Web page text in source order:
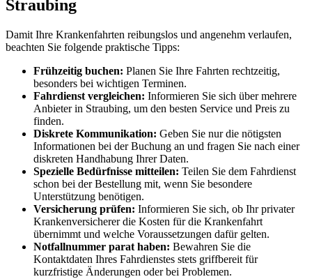
Straubing
Damit Ihre Krankenfahrten reibungslos und angenehm verlaufen,
beachten Sie folgende praktische Tipps:
Frühzeitig buchen: Planen Sie Ihre Fahrten rechtzeitig,
besonders bei wichtigen Terminen.
Fahrdienst vergleichen: Informieren Sie sich über mehrere
Anbieter in Straubing, um den besten Service und Preis zu
finden.
Diskrete Kommunikation: Geben Sie nur die nötigsten
Informationen bei der Buchung an und fragen Sie nach einer
diskreten Handhabung Ihrer Daten.
Spezielle Bedürfnisse mitteilen: Teilen Sie dem Fahrdienst
schon bei der Bestellung mit, wenn Sie besondere
Unterstützung benötigen.
Versicherung prüfen: Informieren Sie sich, ob Ihr privater
Krankenversicherer die Kosten für die Krankenfahrt
übernimmt und welche Voraussetzungen dafür gelten.
Notfallnummer parat haben: Bewahren Sie die
Kontaktdaten Ihres Fahrdienstes stets griffbereit für
kurzfristige Änderungen oder bei Problemen.